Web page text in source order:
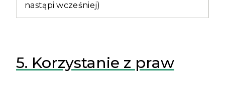
nastąpi wcześniej)
5. Korzystanie z praw